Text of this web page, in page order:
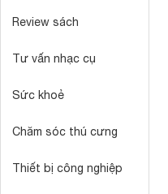
Review sách
Tư vấn nhạc cụ
Sức khoẻ
Chăm sóc thú cưng
Thiết bị công nghiệp